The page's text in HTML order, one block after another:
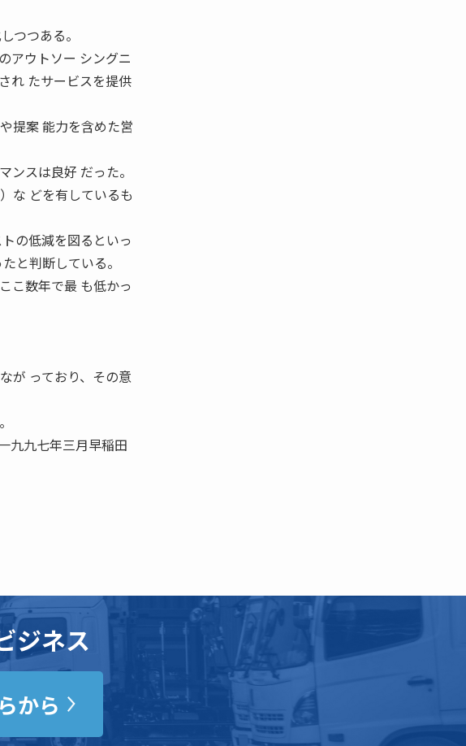
つつある。
アウトソー シングニ
れ たサービスを提供
提案 能力を含めた営
スは良好 だった。
な どを有しているも
の低減を図るといっ
と判断している。
こ数年で最 も低かっ
が っており、その意
九九七年三月早稲田
ジネス
から